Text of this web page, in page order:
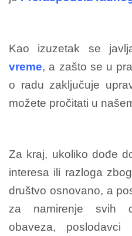
Kao izuzetak se
vreme, a zašto se u
o radu zaključuje
možete pročitati u
Za kraj, ukoliko dođe
interesa ili razloga
društvo osnovano, a
za namirenje svih
obaveza,